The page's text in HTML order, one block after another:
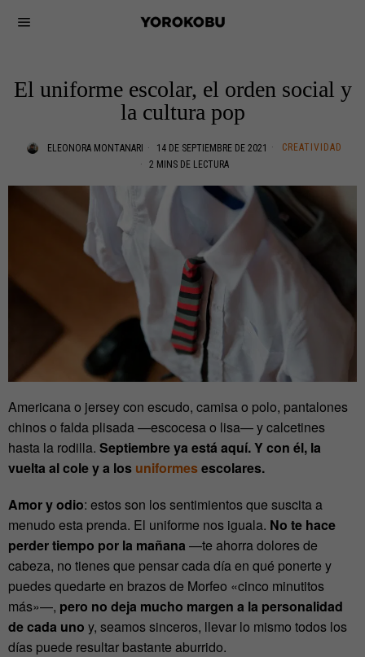
El uniforme escolar, el orden social y
la cultura pop
ELEONORA MONTANARI 14 DE SEPTIEMBRE DE 2021
CREATIVIDAD
2 MINS DE LECTURA
Americana o jersey con escudo, camisa o polo, pantalones
chinos o falda plisada —escocesa o lisa— y calcetines
hasta la rodilla. Septiembre ya está aquí. Y con él, la
vuelta al cole y a los uniformesescolares.
Amor y odio: estos son los sentimientos que suscita a
menudo esta prenda. El uniforme nos iguala. No te hace
perder tiempo por la mañana —te ahorra dolores de
cabeza, no tienes que pensar cada día en qué ponerte y
puedes quedarte en brazos de Morfeo «cinco minutitos
más»—, pero no deja mucho margen a la personalidad
de cada uno y, seamos sinceros, llevar lo mismo todos los
días puede resultar bastante aburrido.